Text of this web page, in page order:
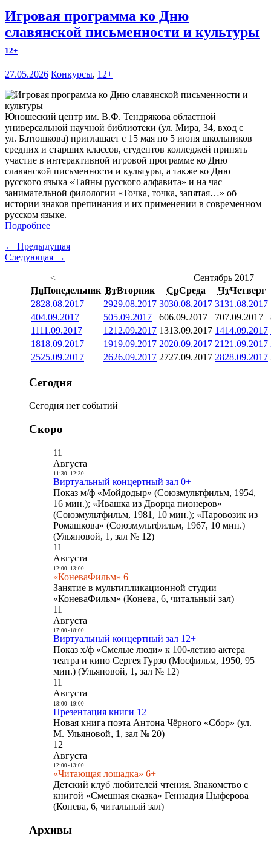
Игровая программа ко Дню
славянской письменности и культуры
12+
27.05.2026 Конкурсы, 12+
Юношеский центр им. В.Ф. Тендрякова областной
универсальной научной библиотеки (ул. Мира, 34, вход с
ул. Батюшкова) приглашает с 15 мая по 5 июня школьников
средних и старших классов, студентов колледжей принять
участие в интерактивной игровой программе ко Дню
славянской письменности и культуры, а также ко Дню
русского языка «Тайны русского алфавита» и на час
занимательной филологии «Точка, точка, запятая…» об
истории знаков препинания и их применении в современном
русском языке.
Подробнее
← Предыдущая
Следующая →
<
Сентябрь 2017
ПнПонедельник ВтВторник СрСреда ЧтЧетверг
2828.08.2017 2929.08.2017 3030.08.2017 3131.08.2017
404.09.2017 505.09.2017 606.09.2017 707.09.2017
1111.09.2017 1212.09.2017 1313.09.2017 1414.09.2017
1818.09.2017 1919.09.2017 2020.09.2017 21 21.09.2017
2525.09.2017 2626.09.2017 2727.09.2017 2828.09.2017
Сегодня
Сегодня нет событий
Скоро
11
Августа
11:30- 12:30
Виртуальный концертный зал 0+
Показ м/ф «Мойдодыр» (Союзмультфильм, 1954,
16 мин.); «Ивашка из Дворца пионеров»
(Союзмультфильм, 1981, 10 мин.); «Паровозик из
Ромашкова» (Союзмультфильм, 1967, 10 мин.)
(Ульяновой, 1, зал № 12)
11
Августа
12:00- 13:00
«КоневаФильм» 6+
Занятие в мультипликационной студии
«КоневаФильм» (Конева, 6, читальный зал)
11
Августа
17:00- 18:00
Виртуальный концертный зал 12+
Показ х/ф «Смелые люди» к 100-летию актера
театра и кино Сергея Гурзо (Мосфильм, 1950, 95
мин.) (Ульяновой, 1, зал № 12)
11
Августа
18:00- 19:00
Презентация книги 12+
Новая книга поэта Антона Чёрного «Сбор» (ул.
М. Ульяновой, 1, зал № 20)
12
Августа
12:00- 13:00
«Читающая лошадка» 6+
Детский клуб любителей чтения. Знакомство с
книгой «Смешная сказка» Геннадия Цыферова
(Конева, 6, читальный зал)
Архивы